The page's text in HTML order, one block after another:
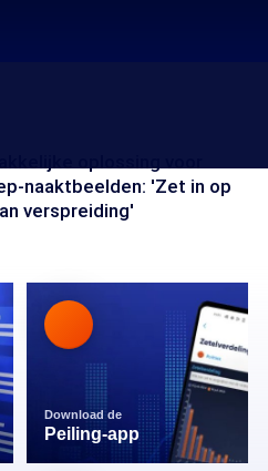
naaktbeelden: 'Zet in op
verspreiding'
Download de
Peiling-app